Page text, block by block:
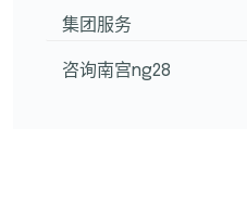
集团服务
咨询南宫ng28